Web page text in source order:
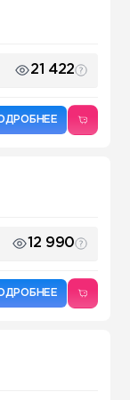
21 422
12 990